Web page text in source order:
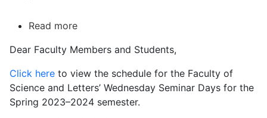
Read more
Seminar
Days
-
Department
Dear Faculty Members and Students,
Click here to view the schedule for the Faculty of
Science and Letters’ Wednesday Seminar Days for the
Spring 2023–2024 semester.